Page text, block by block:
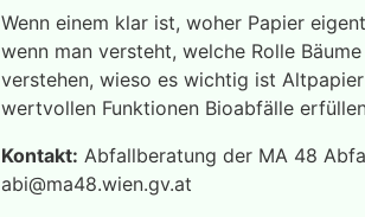
Wenn einem klar ist, woher Papier
wenn man versteht, welche Rolle
verstehen, wieso es wichtig ist
wertvollen Funktionen Bioabfälle
Kontakt: Abfallberatung der MA 48
abi@ma48.wien.gv.at